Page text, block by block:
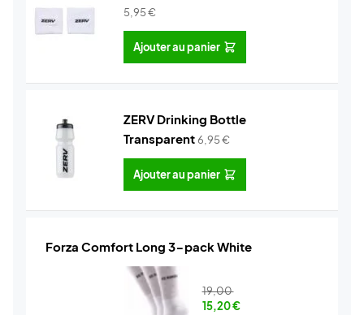
5,95€
Ajouter au panier
ZERV Drinking Bottle
Transparent6,95€
Ajouter au panier
Forza Comfort Long 3-pack White
19,00
15,20€